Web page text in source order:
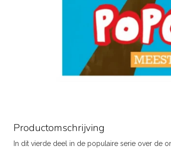
Productomschrijving
In dit vierde deel in de populaire serie over de